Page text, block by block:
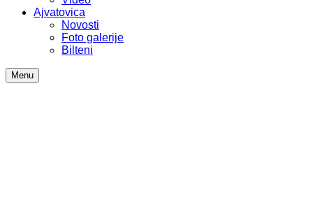
Ajvatovica
Novosti
Foto galerije
Bilteni
Menu